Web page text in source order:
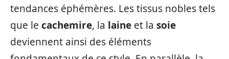
tendances éphémères. Les tissus nobles tels
que le cachemire, la laine et la soie
deviennent ainsi des éléments